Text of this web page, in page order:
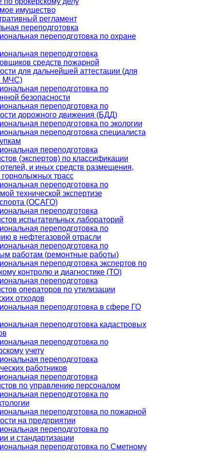
имущество
регламент
переподготовка
переподготовка по охране
переподготовка
средств пожарной
для дальнейшей аттестации (для
МЧС)
переподготовка по
безопасности
переподготовка по
дорожного движения (БДД)
переподготовка по экологии
переподготовка специалиста
переподготовка
(экспертов) по классификации
отелей, и иных средств размещения,
трасс
переподготовка по
технической экспертизе
(ОСАГО)
переподготовка
испытательных лабораторий
переподготовка по
в нефтегазовой отрасли
переподготовка по
работам (ремонтные работы)
переподготовка экспертов по
контролю и диагностике (ТО)
переподготовка
операторов по утилизации
отходов
переподготовка в сфере ГО
переподготовка кадастровых
переподготовка по
учету
переподготовка
работников
переподготовка
по управлению персоналом
переподготовка по
переподготовка по пожарной
на предприятии
переподготовка по
и стандартизации
переподготовка по Сметному